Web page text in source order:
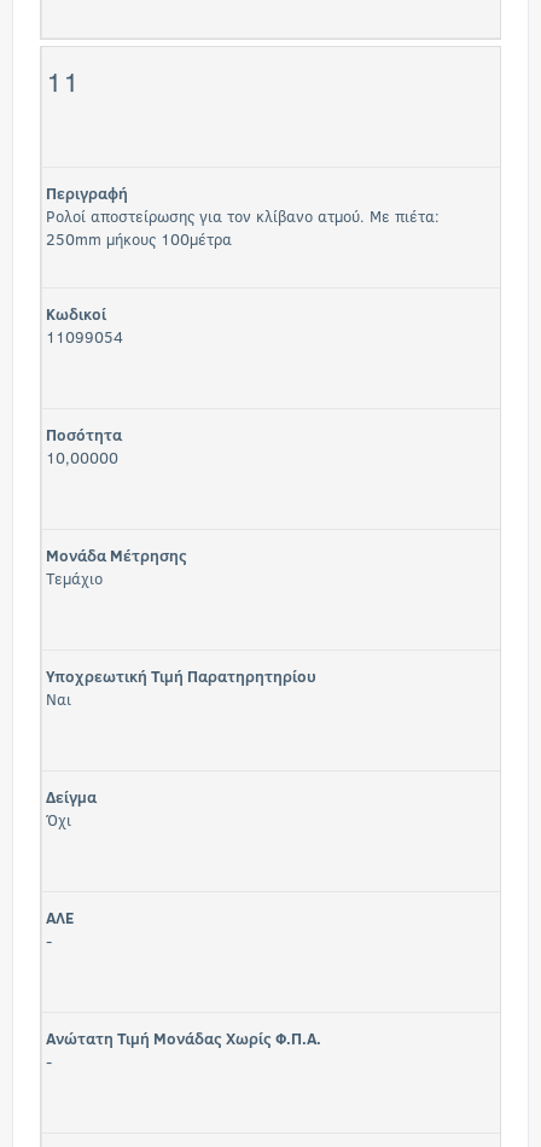
11
Περιγραφή
Ρολοί αποστείρωσης για τον κλίβανο ατμού. Με πιέτα:
250mm μήκους 100μέτρα
Κωδικοί
11099054
Ποσότητα
10,00000
Μονάδα Μέτρησης
Τεμάχιο
Υποχρεωτική Τιμή Παρατηρητηρίου
Ναι
Δείγμα
Όχι
ΑΛΕ
-
Ανώτατη Τιμή Μονάδας Χωρίς Φ.Π.Α.
-